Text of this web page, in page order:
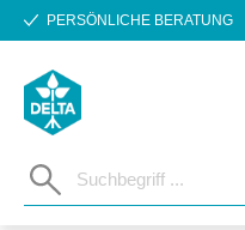
Zum Hauptinhalt springen
PERSÖNLICHE BERATUNG